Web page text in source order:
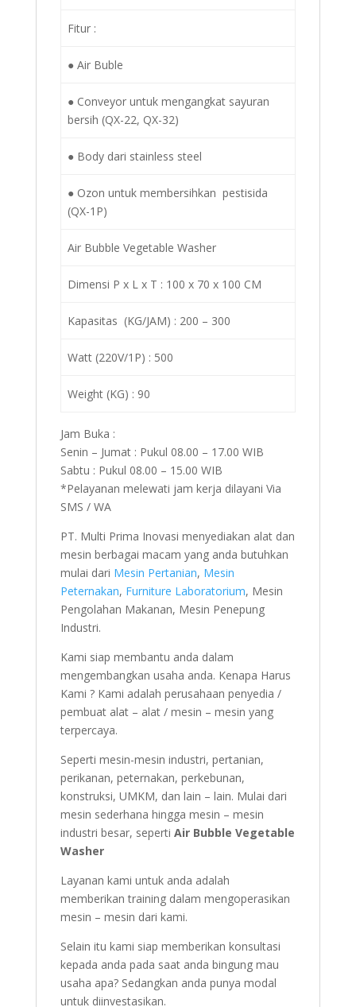
Fitur :
● Air Buble
● Conveyor untuk mengangkat sayuran
bersih (QX-22, QX-32)
● Body dari stainless steel
● Ozon untuk membersihkan pestisida
(QX-1P)
Air Bubble Vegetable Washer
Dimensi P x L x T : 100 x 70 x 100 CM
Kapasitas (KG/JAM) : 200 – 300
Watt (220V/1P) : 500
Weight (KG) : 90
Jam Buka :
Senin – Jumat : Pukul 08.00 – 17.00 WIB
Sabtu : Pukul 08.00 – 15.00 WIB
*Pelayanan melewati jam kerja dilayani Via
SMS / WA
PT. Multi Prima Inovasi menyediakan alat dan
mesin berbagai macam yang anda butuhkan
mulai dari Mesin Pertanian, Mesin
Peternakan, Furniture Laboratorium, Mesin
Pengolahan Makanan, Mesin Penepung
Industri.
Kami siap membantu anda dalam
mengembangkan usaha anda. Kenapa Harus
Kami ? Kami adalah perusahaan penyedia /
pembuat alat – alat / mesin – mesin yang
terpercaya.
Seperti mesin-mesin industri, pertanian,
perikanan, peternakan, perkebunan,
konstruksi, UMKM, dan lain – lain. Mulai dari
mesin sederhana hingga mesin – mesin
industri besar, seperti Air Bubble Vegetable
Washer
Layanan kami untuk anda adalah
memberikan training dalam mengoperasikan
mesin – mesin dari kami.
Selain itu kami siap memberikan konsultasi
kepada anda pada saat anda bingung mau
usaha apa? Sedangkan anda punya modal
untuk diinvestasikan.